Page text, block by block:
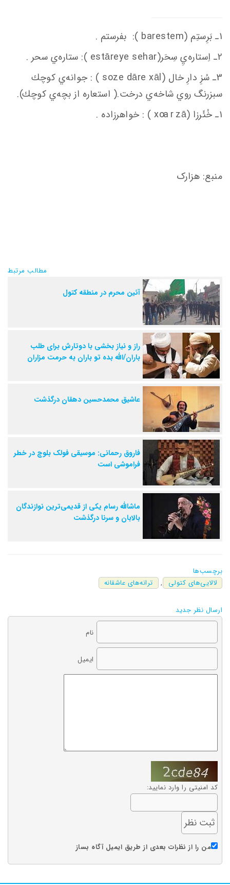
1ـ بَرِستِم (barestem ): بفرستم .
2ـ اِستاره‌يِ سِحَر(estāreye sehar ): ستاره‌ي سحر .
3ـ سُزِ دارِ خال (soze dāre xāl ) : جوانه‌ي كوچك
سبزرنگ روي شاخه‌ي درخت.( استعاره از بچه‌ي كوچك).
1ـ خُئَرزا (x
oa r zā ) : خواهرزاده .
منبع: هزارک
مطالب مرتبط
آئین محرم در منطقه کتول
راز و نیاز بخشی با دوتارش برای طلب
باران/الله بده تو باران به حرمت مزاران
عاشیق محمدحسین دهقان درگذشت
فاروق رحمانی: موسیقی فولک بلوچ در خطر
فراموشی است
ماشالله رسام یکی از قدیمی‌ترین نوازندگان
بالابان و سرنا درگذشت
برچسب‌ها
لالایی‌های کتولی
, ترانه‌های عاشقانه
ارسال نظر جدید
نام
ایمیل
کد امنیتی را وارد نمایید:
من را از نظرات بعدی از طریق ایمیل آگاه بساز